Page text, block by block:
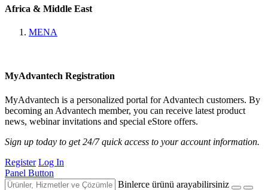
Africa & Middle East
MENA
MyAdvantech Registration
MyAdvantech is a personalized portal for Advantech customers. By
becoming an Advantech member, you can receive latest product
news, webinar invitations and special eStore offers.
Sign up today to get 24/7 quick access to your account information.
Register Log In
Panel Button
Binlerce ürünü arayabilirsiniz